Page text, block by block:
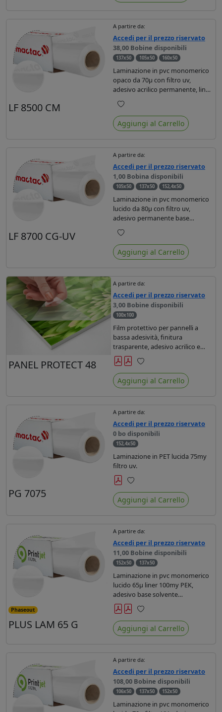
LF 8500 CM
A partire da:
Accedi per il prezzo riservato
38,00 Bobine disponibili
137x50 105x50 160x50
Laminazione in pvc monomerico
opaco da 70µ con filtro uv,
adesivo acrilico permanente, liner
in carta da 90r. breve durata, per
superfici piane. Certificato di
resistenza al fuoco Bs1d0.
Preferiti
Aggiungi al Carrello
LF 8700 CG-UV
A partire da:
Accedi per il prezzo riservato
1,00 Bobina disponibili
105x50 137x50 152,4x50
Laminazione in pvc monomerico
lucido da 80µ con filtro uv,
adesivo permanente base
solvente, liner in carta da 100r.
durata 3 anni, per superfici piane
o leggermente curve. Specifica
per stampe con ink uv. Certificato
Preferiti
Aggiungi al Carrello
PANEL PROTECT 48
A partire da:
Accedi per il prezzo riservato
3,00 Bobine disponibili
100x100
Film protettivo per pannelli a
bassa adesività, finitura
trasparente, adesivo acrilico e
supporto in poliolefine.
Preferiti
Aggiungi al Carrello
PG 7075
A partire da:
Accedi per il prezzo riservato
0 bo disponibili
152,4x50
Laminazione in PET lucida 75my
filtro uv.
Preferiti
Aggiungi al Carrello
Phaseout
PLUS LAM 65 G
A partire da:
Accedi per il prezzo riservato
11,00 Bobine disponibili
152x50 137x50
Laminazione in pvc monomerico
lucido 65µ liner 100my PEK,
adesivo base solvente
trasparente , per applicazioni di
breve durata.
Preferiti
Aggiungi al Carrello
A partire da:
Accedi per il prezzo riservato
108,00 Bobine disponibili
106x50 137x50 152x50
Laminazione in pvc monomerico